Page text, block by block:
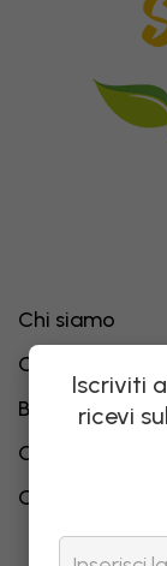
Chi siamo
Come nascono
Blog
Contatti
Catalogo
Iscriviti
ricevi